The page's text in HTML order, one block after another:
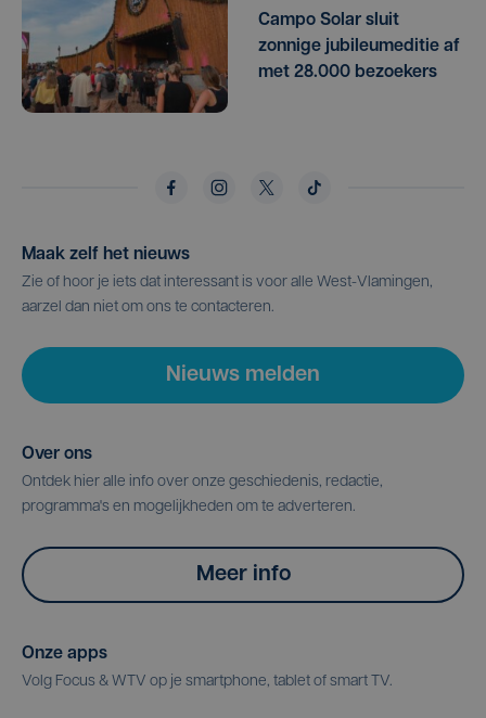
Campo Solar sluit
zonnige jubileumeditie af
met 28.000 bezoekers
Maak zelf het nieuws
Zie of hoor je iets dat interessant is voor alle West-Vlamingen,
aarzel dan niet om ons te contacteren.
Nieuws melden
Over ons
Ontdek hier alle info over onze geschiedenis, redactie,
programma's en mogelijkheden om te adverteren.
Meer info
Onze apps
Volg Focus & WTV op je smartphone, tablet of smart TV.